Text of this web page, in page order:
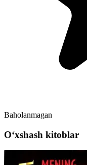
Baholanmagan
Oʻxshash kitoblar